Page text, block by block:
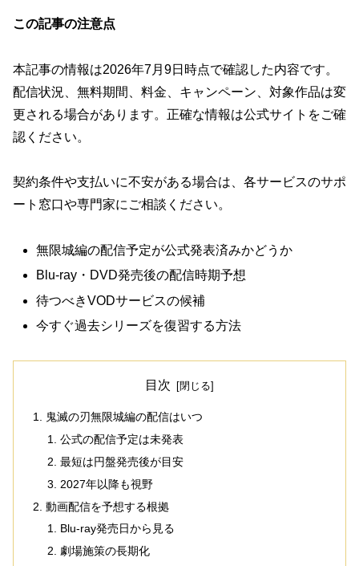
この記事の注意点
本記事の情報は2026年7月9日時点で確認した内容です。
配信状況、無料期間、料金、キャンペーン、対象作品は変
更される場合があります。正確な情報は公式サイトをご確
認ください。
契約条件や支払いに不安がある場合は、各サービスのサポ
ート窓口や専門家にご相談ください。
無限城編の配信予定が公式発表済みかどうか
Blu-ray・DVD発売後の配信時期予想
待つべきVODサービスの候補
今すぐ過去シリーズを復習する方法
目次
鬼滅の刃無限城編の配信はいつ
公式の配信予定は未発表
最短は円盤発売後が目安
2027年以降も視野
動画配信を予想する根拠
Blu-ray発売日から見る
劇場施策の長期化